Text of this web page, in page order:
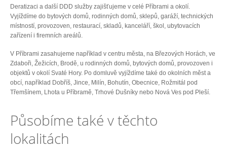
Deratizaci a další DDD služby zajišťujeme v celé Příbrami a okolí.
Vyjíždíme do bytových domů, rodinných domů, sklepů, garáží, technických
místností, provozoven, restaurací, skladů, kanceláří, škol, ubytovacích
zařízení i firemních areálů.
V Příbrami zasahujeme například v centru města, na Březových Horách, ve
Zdaboři, Žežicích, Brodě, u rodinných domů, bytových domů, provozoven i
objektů v okolí Svaté Hory. Po domluvě vyjíždíme také do okolních měst a
obcí, například Dobříš, Jince, Milín, Bohutín, Obecnice, Rožmitál pod
Třemšínem, Lhota u Příbramě, Trhové Dušníky nebo Nová Ves pod Pleší.
Působíme také v těchto
lokalitách